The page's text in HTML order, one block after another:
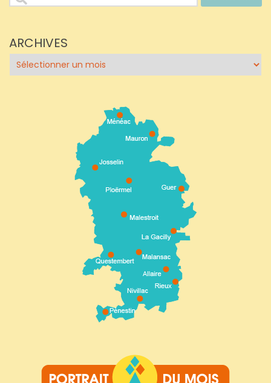
ARCHIVES
Archives